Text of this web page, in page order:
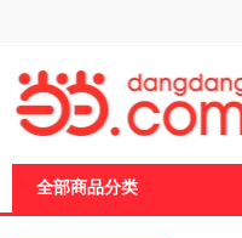
全部商品分类
页